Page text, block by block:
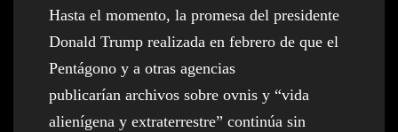
Hasta el momento, la promesa del presidente
Donald Trump realizada en febrero de que el
Pentágono y a otras agencias
publicarían archivos sobre ovnis y “vida
alienígena y extraterrestre” continúa sin